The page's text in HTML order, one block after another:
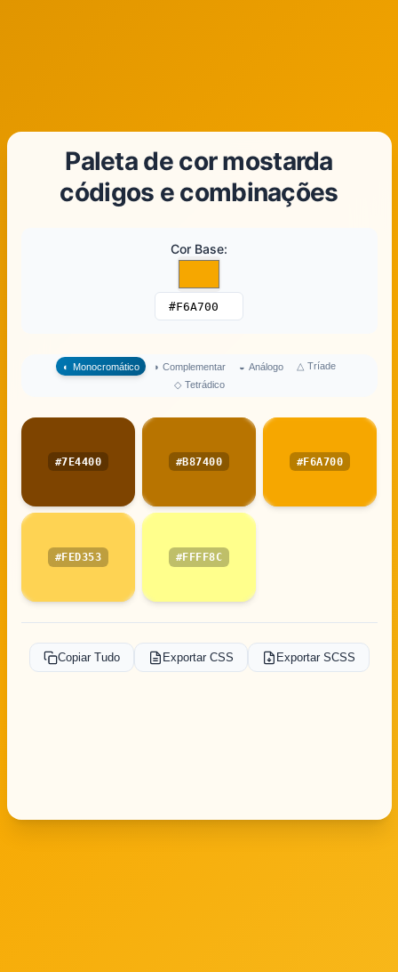
Paleta de cor mostarda
códigos e combinações
Cor Base:
◐ Monocromático ◑ Complementar ◒ Análogo △ Tríade
◇ Tetrádico
#7E4400 #B87400 #F6A700
#FED353 #FFFF8C
Copiar Tudo Exportar CSS Exportar SCSS